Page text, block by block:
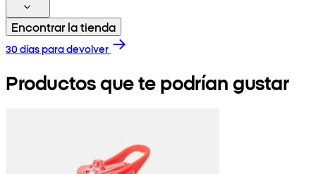
Encontrar la tienda
30 días para devolver
Productos que te podrían gustar